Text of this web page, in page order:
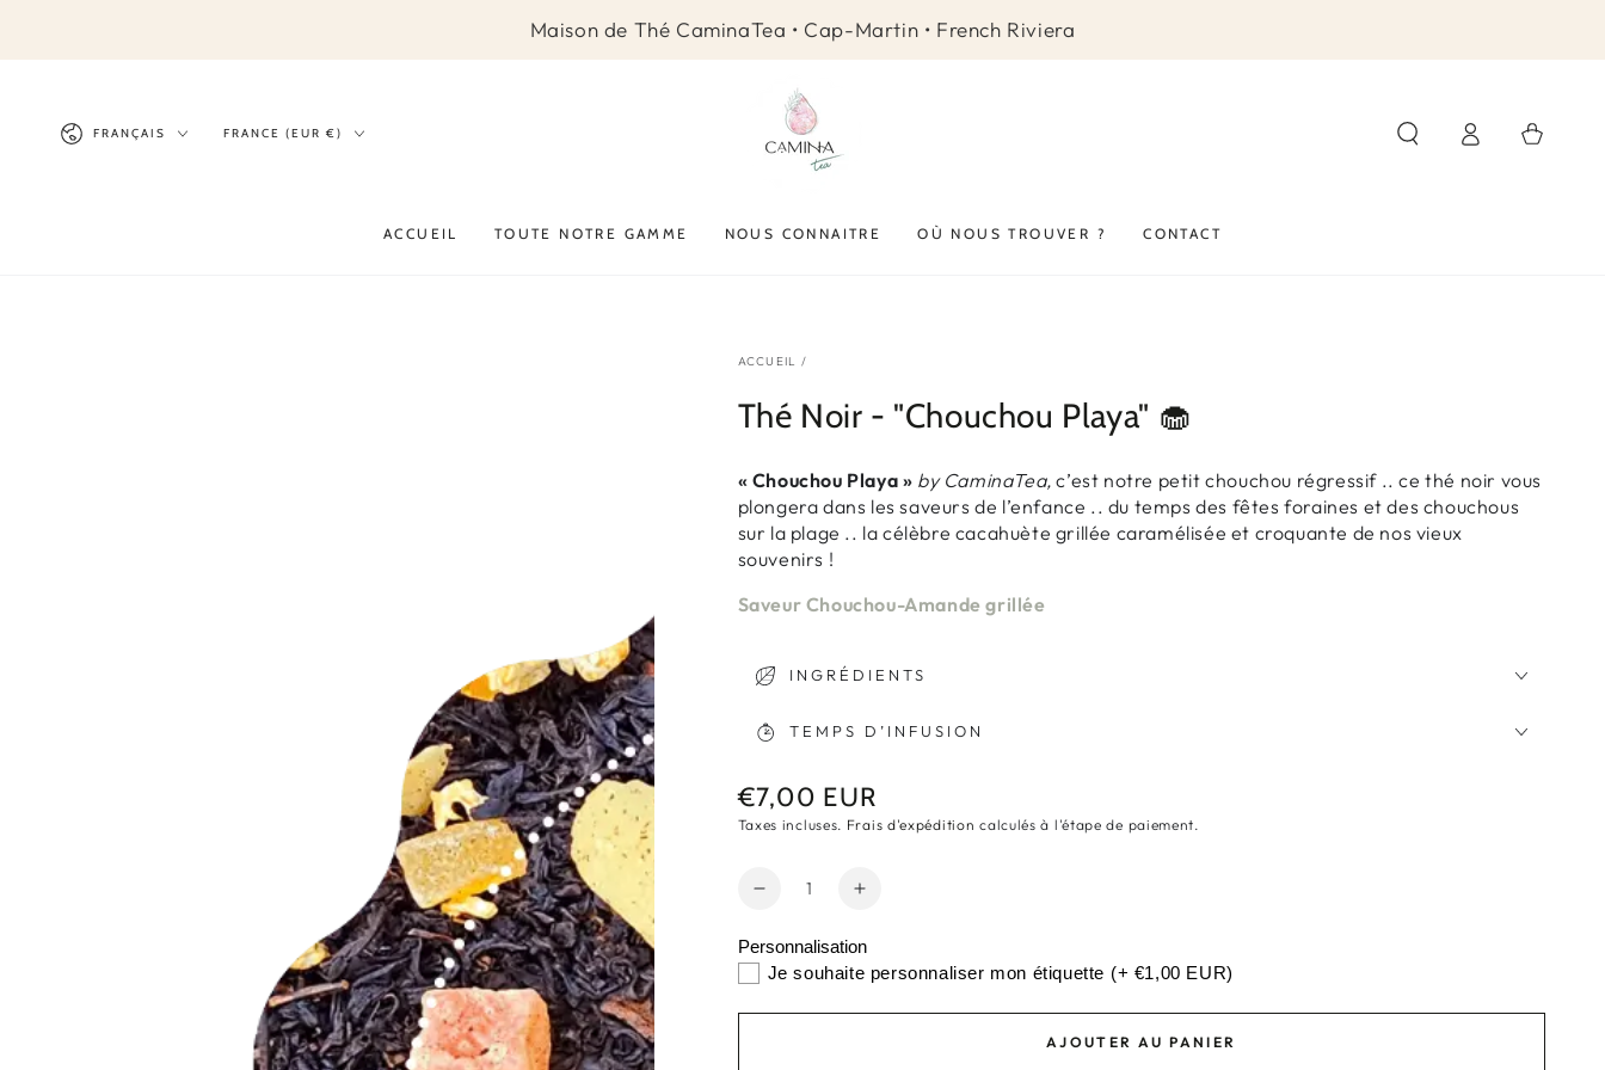
Maison de Thé CaminaTea • Cap-Martin • French Riviera
LangueFRANÇAIS Pays/région
FRANCE (EUR €)
ACCUEIL TOUTE NOTRE GAMME NOUS CONNAITRE OÙ NOUS TROUVER ? CONTACT
Connexion Panier
ACCUEIL /
Thé Noir - "Chouchou Playa" 🧁
« Chouchou Playa » by CaminaTea, c’est notre petit chouchou régressif .. ce thé noir vous
plongera dans les saveurs de l’enfance .. du temps des fêtes foraines et des chouchous
sur la plage .. la célèbre cacahuète grillée caramélisée et croquante de nos vieux
souvenirs !
Saveur Chouchou-Amande grillée
INGRÉDIENTS
TEMPS D’INFUSION
Prix
normal
€7,00 EUR
Taxes incluses. Frais d'expédition calculés à l'étape de paiement.
Quantité
Réduire
quantité
de
Augmenter
quantité
de
Personnalisation
Je souhaite personnaliser mon étiquette (+ €1,00 EUR)
AJOUTER AU PANIER